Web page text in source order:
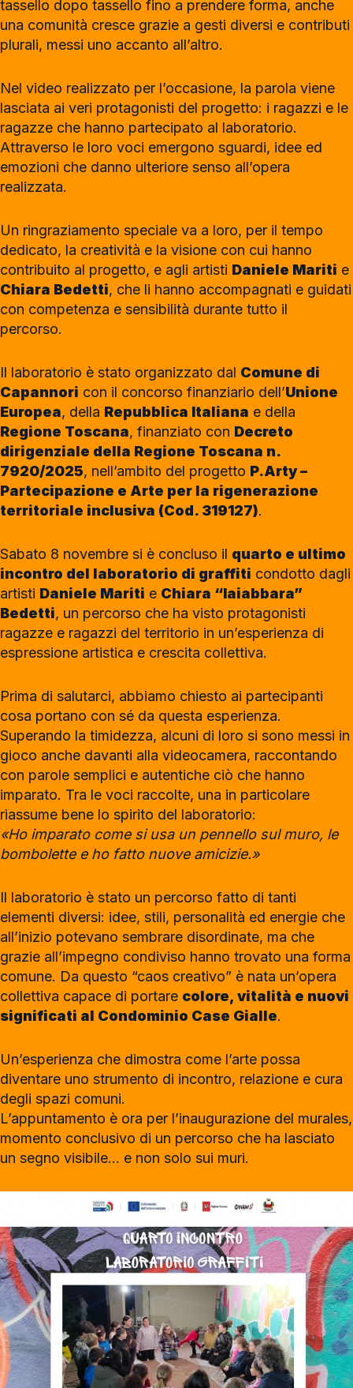
tassello dopo tassello fino a prendere forma, anche
una comunità cresce grazie a gesti diversi e contributi
plurali, messi uno accanto all’altro.
Nel video realizzato per l’occasione, la parola viene
lasciata ai veri protagonisti del progetto: i ragazzi e le
ragazze che hanno partecipato al laboratorio.
Attraverso le loro voci emergono sguardi, idee ed
emozioni che danno ulteriore senso all’opera
realizzata.
Un ringraziamento speciale va a loro, per il tempo
dedicato, la creatività e la visione con cui hanno
contribuito al progetto, e agli artisti Daniele Mariti e
Chiara Bedetti, che li hanno accompagnati e guidati
con competenza e sensibilità durante tutto il
percorso.
Il laboratorio è stato organizzato dal Comune di
Capannori con il concorso finanziario dell’Unione
Europea, della Repubblica Italiana e della
Regione Toscana, finanziato con Decreto
dirigenziale della Regione Toscana n.
7920/2025, nell’ambito del progetto P.Arty –
Partecipazione e Arte per la rigenerazione
territoriale inclusiva (Cod. 319127).
Sabato 8 novembre si è concluso il quarto e ultimo
incontro del laboratorio di graffiti condotto dagli
artisti Daniele Mariti e Chiara “Iaiabbara”
Bedetti, un percorso che ha visto protagonisti
ragazze e ragazzi del territorio in un’esperienza di
espressione artistica e crescita collettiva.
Prima di salutarci, abbiamo chiesto ai partecipanti
cosa portano con sé da questa esperienza.
Superando la timidezza, alcuni di loro si sono messi in
gioco anche davanti alla videocamera, raccontando
con parole semplici e autentiche ciò che hanno
imparato. Tra le voci raccolte, una in particolare
riassume bene lo spirito del laboratorio:
«Ho imparato come si usa un pennello sul muro, le
bombolette e ho fatto nuove amicizie.»
Il laboratorio è stato un percorso fatto di tanti
elementi diversi: idee, stili, personalità ed energie che
all’inizio potevano sembrare disordinate, ma che
grazie all’impegno condiviso hanno trovato una forma
comune. Da questo “caos creativo” è nata un’opera
collettiva capace di portare colore, vitalità e nuovi
significati al Condominio Case Gialle.
Un’esperienza che dimostra come l’arte possa
diventare uno strumento di incontro, relazione e cura
degli spazi comuni.
L’appuntamento è ora per l’inaugurazione del murales,
momento conclusivo di un percorso che ha lasciato
un segno visibile… e non solo sui muri.